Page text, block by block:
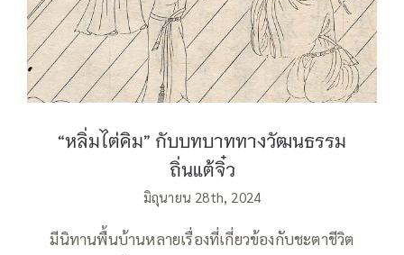
“หลิ่มไต่คิม” กับบทบาททางวัฒนธรรมถิ่น
แต้จิ๋ว
“หลิ่มไต่คิม” กับบทบาททางวัฒนธรรม
ถิ่นแต้จิ๋ว
มิถุนายน 28th, 2024
มีนิทานพื้นบ้านหลายเรื่องที่เกี่ยวข้องกับชะตาชีวิต